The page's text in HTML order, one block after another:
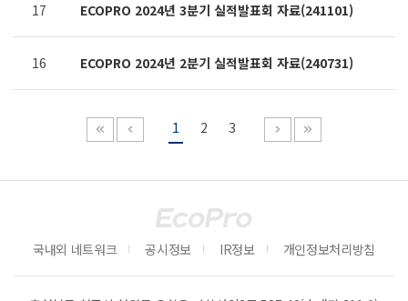
17 ECOPRO 2024년 3분기 실적발표회 자료(241101)
16 ECOPRO 2024년 2분기 실적발표회 자료(240731)
1 2 3
국내외 네트워크 공시정보 IR정보 개인정보처리방침